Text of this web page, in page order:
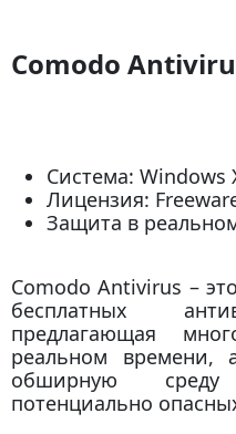
Comodo
Система: Windows
Лицензия:
Защита в
Comodo Antivirus –
бесплатных
предлагающая
реальном времени,
обширную
потенциально